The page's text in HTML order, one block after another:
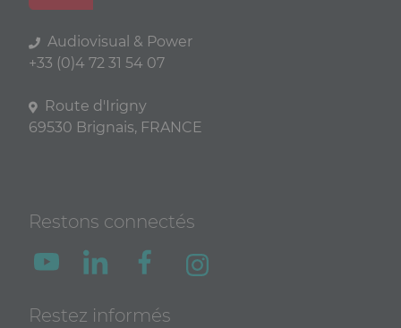
Audiovisual & Power
+33 (0)4 72 31 54 07
Route d'Irigny
69530 Brignais, FRANCE
Restons connectés
Restez informés